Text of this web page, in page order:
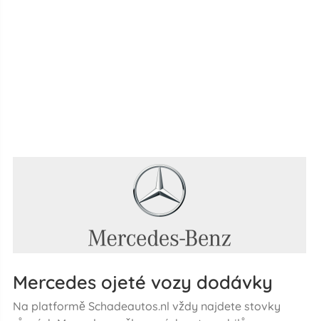
Mercedes ojeté vozy dodávky
Na platformě Schadeautos.nl vždy najdete stovky